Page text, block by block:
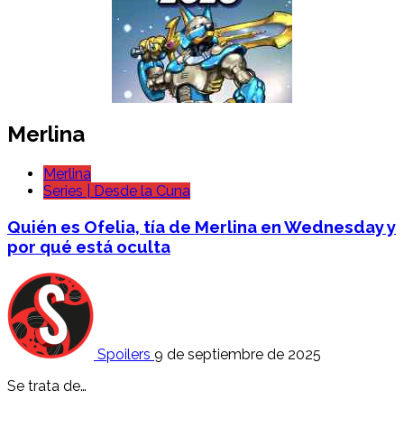
Merlina
Merlina
Series | Desde la Cuna
Quién es Ofelia, tía de Merlina en Wednesday y
por qué está oculta
Spoilers 9 de septiembre de 2025
Se trata de…